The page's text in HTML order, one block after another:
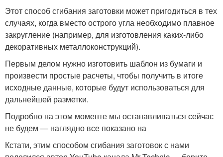
Этот способ сгибания заготовки может пригодиться в тех
случаях, когда вместо острого угла необходимо плавное
закругление (например, для изготовления каких-либо
декоративных металлоконструкций).
Первым делом нужно изготовить шаблон из бумаги и
произвести простые расчеты, чтобы получить в итоге
исходные данные, которые будут использоваться для
дальнейшей разметки.
Подробно на этом моменте мы останавливаться сейчас
не будем — наглядно все показано на
Кстати, этим способом сгибания заготовок с нами